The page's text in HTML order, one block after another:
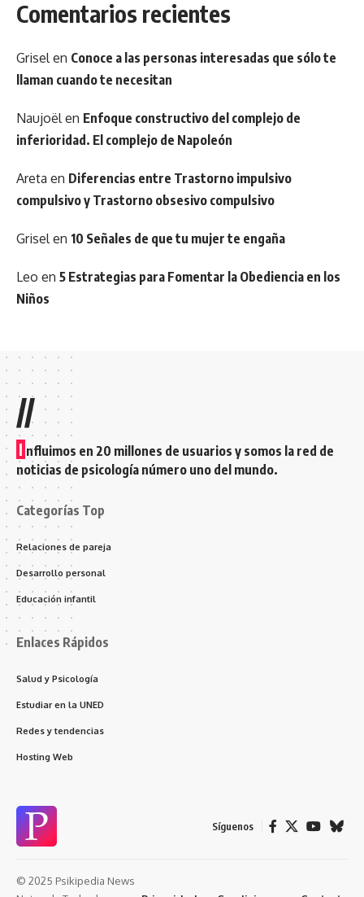
Comentarios recientes
Griselen Conoce a las personas interesadas que sólo te
llaman cuando te necesitan
Naujoëlen Enfoque constructivo del complejo de
inferioridad. El complejo de Napoleón
Areta en Diferencias entre Trastorno impulsivo
compulsivo y Trastorno obsesivo compulsivo
Griselen 10 Señales de que tu mujer te engaña
Leo en 5 Estrategias para Fomentar la Obediencia en los
Niños
//
I nfluimos en 20 millones de usuarios y somos la red de
noticias de psicología número uno del mundo.
Categorías Top
Relaciones de pareja
Desarrollo personal
Educación infantil
Enlaces Rápidos
Salud y Psicología
Estudiar en la UNED
Redes y tendencias
Hosting Web
Síguenos
© 2025 Psikipedia News